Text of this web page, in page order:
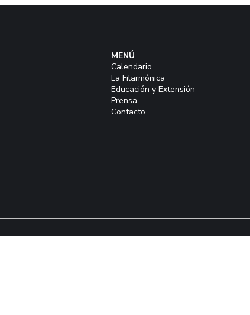
MENÚ
Calendario
La Filarmónica
Educación y Extensión
Prensa
Contacto